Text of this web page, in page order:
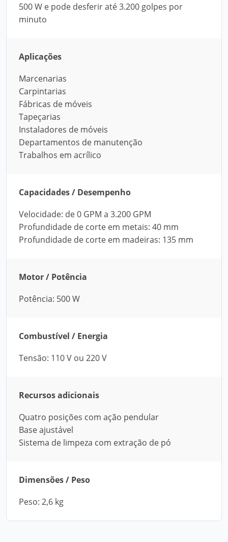
500 W e pode desferir até 3.200 golpes por
minuto
Aplicações
Marcenarias
Carpintarias
Fábricas de móveis
Tapeçarias
Instaladores de móveis
Departamentos de manutenção
Trabalhos em acrílico
Capacidades / Desempenho
Velocidade: de 0 GPM a 3.200 GPM
Profundidade de corte em metais: 40 mm
Profundidade de corte em madeiras: 135 mm
Motor / Potência
Potência: 500 W
Combustível / Energia
Tensão: 110 V ou 220 V
Recursos adicionais
Quatro posições com ação pendular
Base ajustável
Sistema de limpeza com extração de pó
Dimensões / Peso
Peso: 2,6 kg